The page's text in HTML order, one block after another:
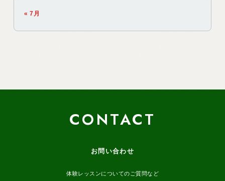
« 7月
CONTACT
お問い合わせ
体験レッスンについてのご質問など